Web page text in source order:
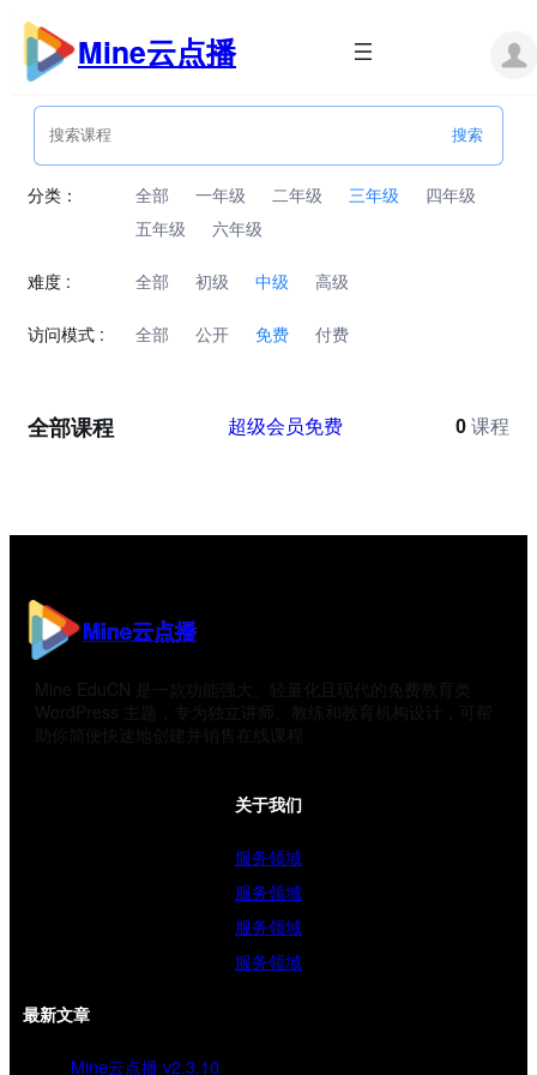
跳
内
Mine云点播
分类： 全部 一年级 二年级 三年级
四年级
五年级
六年级
难度 : 全部 初级 中级 高级
访问模式 : 全部 公开 免费 付费
全部课程 超级会员免费 0 课程
Mine云点播
Mine EduCN 是一款功能强大、轻量化且现代的免费教育类
WordPress 主题，专为独立讲师、教练和教育机构设计，可帮
助你简便快速地创建并销售在线课程
关于我们
服务领域
服务领域
服务领域
服务领域
最新文章
Mine云点播 v2.3.10